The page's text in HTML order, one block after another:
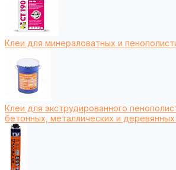
Клеи для минераловатных и
Клеи для экструдированного
бетонных, металлических и деревянных